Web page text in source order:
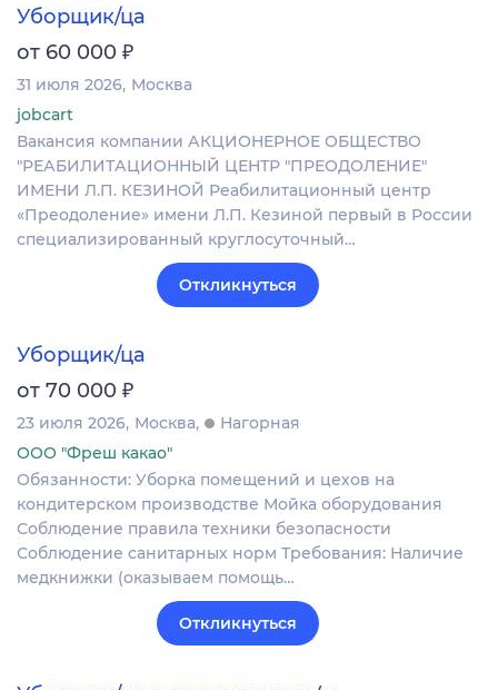
Уборщик/ца
от 60 000 ₽
31 июля 2026 Москва
jobcart
Вакансия компании АКЦИОНЕРНОЕ ОБЩЕСТВО
"РЕАБИЛИТАЦИОННЫЙ ЦЕНТР "ПРЕОДОЛЕНИЕ"
ИМЕНИ Л.П. КЕЗИНОЙ Реабилитационный центр
«Преодоление» имени Л.П. Кезиной первый в России
специализированный круглосуточный…
Откликнуться
Уборщик/ца
от 70 000 ₽
23 июля 2026 Москва
Нагорная
ООО "Фреш какао"
Обязанности: Уборка помещений и цехов на
кондитерском производстве Мойка оборудования
Соблюдение правила техники безопасности
Соблюдение санитарных норм Требования: Наличие
медкнижки (оказываем помощь…
Откликнуться